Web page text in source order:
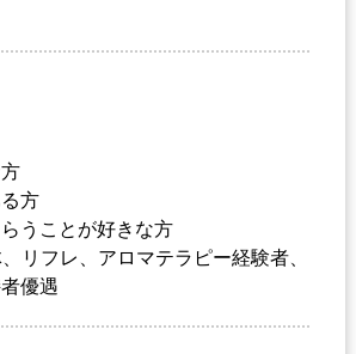
方
うことが好きな方
リフレ、アロマテラピー経験者、
優遇